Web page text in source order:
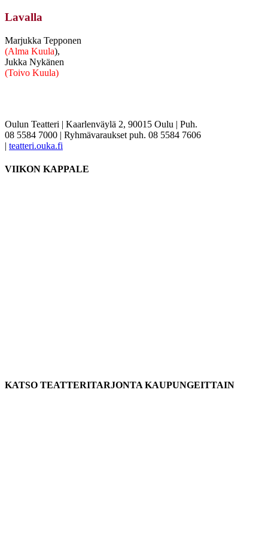
Lavalla
Marjukka Tepponen
(Alma Kuula),
Jukka Nykänen
(Toivo Kuula)
Oulun Teatteri | Kaarlenväylä 2, 90015 Oulu | Puh.
08 5584 7000 | Ryhmävaraukset puh. 08 5584 7606
| teatteri.ouka.fi
VIIKON KAPPALE
KATSO TEATTERITARJONTA KAUPUNGEITTAIN